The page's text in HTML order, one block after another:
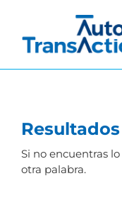
contenido
Si no encuentras
otra palabra.